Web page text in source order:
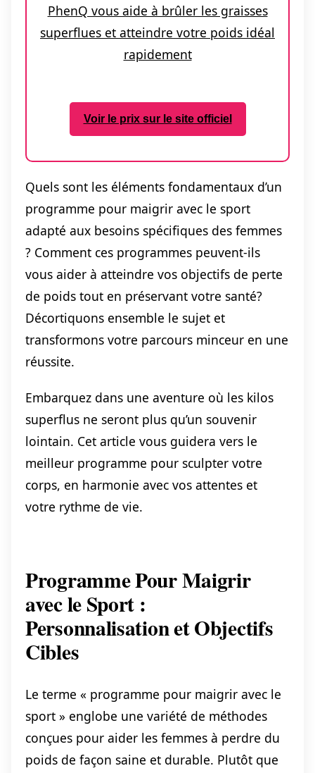
PhenQ vous aide à brûler les graisses
superflues et atteindre votre poids idéal
rapidement
Voir le prix sur le site officiel
Quels sont les éléments fondamentaux d’un
programme pour maigrir avec le sport
adapté aux besoins spécifiques des femmes
? Comment ces programmes peuvent-ils
vous aider à atteindre vos objectifs de perte
de poids tout en préservant votre santé?
Décortiquons ensemble le sujet et
transformons votre parcours minceur en une
réussite.
Embarquez dans une aventure où les kilos
superflus ne seront plus qu’un souvenir
lointain. Cet article vous guidera vers le
meilleur programme pour sculpter votre
corps, en harmonie avec vos attentes et
votre rythme de vie.
Programme Pour Maigrir
avec le Sport :
Personnalisation et Objectifs
Cibles
Le terme « programme pour maigrir avec le
sport » englobe une variété de méthodes
conçues pour aider les femmes à perdre du
poids de façon saine et durable. Plutôt que